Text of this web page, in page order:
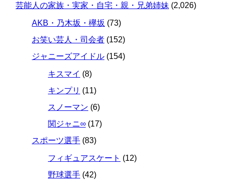
芸能人の家族・実家・自宅・親・兄弟姉妹 (2,026)
AKB・乃木坂・欅坂 (73)
お笑い芸人・司会者 (152)
ジャニーズアイドル (154)
キスマイ (8)
キンプリ (11)
スノーマン (6)
関ジャニ∞ (17)
スポーツ選手 (83)
フィギュアスケート (12)
野球選手 (42)